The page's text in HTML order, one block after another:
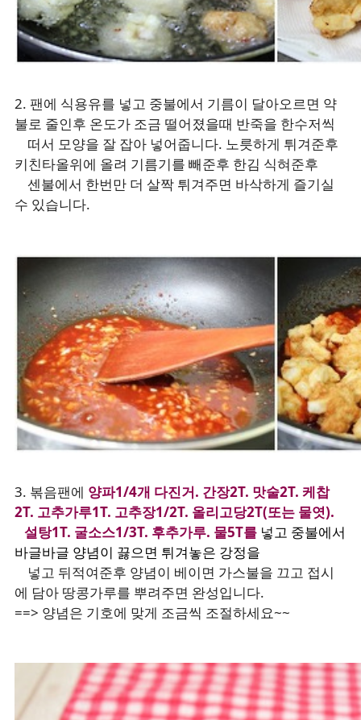
2. 팬에 식용유를 넣고 중불에서 기름이 달아오르면 약
불로 줄인후 온도가 조금 떨어졌을때 반죽을 한수저씩
떠서 모양을 잘 잡아 넣어줍니다. 노릇하게 튀겨준후
키친타올위에 올려 기름기를 빼준후 한김 식혀준후
센불에서 한번만 더 살짝 튀겨주면 바삭하게 즐기실
수 있습니다.
3. 볶음팬에 양파1/4개 다진거. 간장2T. 맛술2T. 케찹
2T. 고추가루1T. 고추장1/2T. 올리고당2T(또는 물엿).
설탕1T. 굴소스1/3T. 후추가루. 물5T를 넣고 중불에서
바글바글 양념이 끓으면 튀겨놓은 강정을
넣고 뒤적여준후 양념이 베이면 가스불을 끄고 접시
에 담아 땅콩가루를 뿌려주면 완성입니다.
==> 양념은 기호에 맞게 조금씩 조절하세요~~